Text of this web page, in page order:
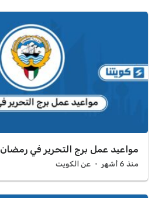
مواعيد عمل برج التحرير في رمضان 2026
منذ 6 أشهر عن الكويت